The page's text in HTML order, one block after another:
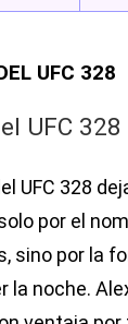
UFC 328
UFC 328
UFC 328
por el
sino por la
la noche.